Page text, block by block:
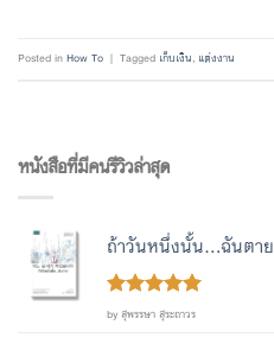
Posted inHow To | Tagged เก็บเงิน, แต่งงาน
หนังสือที่มีคนรีวิวล่าสุด
ถ้าวันหนึ่งนั้น...ฉันตาย
Rated 5out
by สุพรรษา สุระถาวร